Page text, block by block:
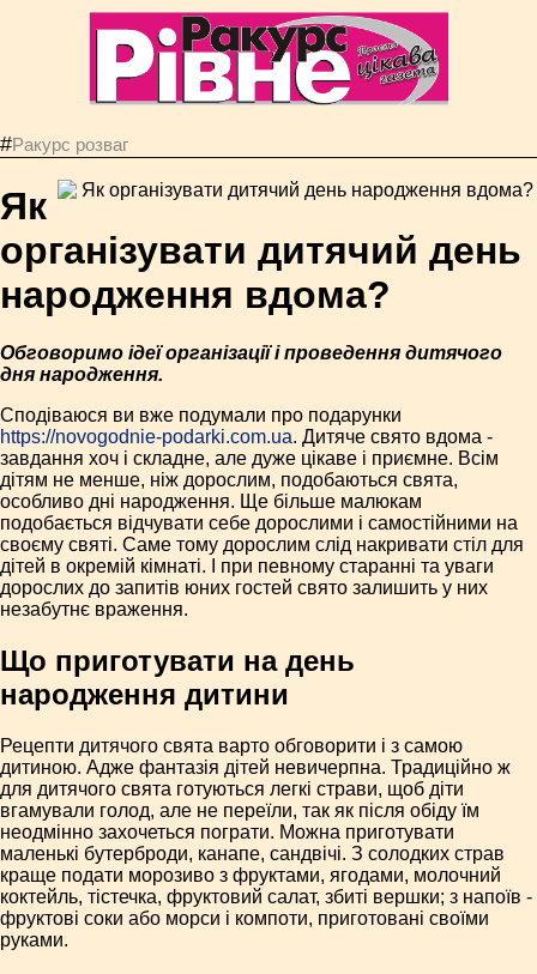
#Ракурс розваг
Як
організувати дитячий день
народження вдома?
Обговоримо ідеї організації і проведення дитячого
дня народження.
Сподіваюся ви вже подумали про подарунки
https://novogodnie-podarki.com.ua. Дитяче свято вдома -
завдання хоч і складне, але дуже цікаве і приємне. Всім
дітям не менше, ніж дорослим, подобаються свята,
особливо дні народження. Ще більше малюкам
подобається відчувати себе дорослими і самостійними на
своєму святі. Саме тому дорослим слід накривати стіл для
дітей в окремій кімнаті. І при певному старанні та уваги
дорослих до запитів юних гостей свято залишить у них
незабутнє враження.
Що приготувати на день
народження дитини
Рецепти дитячого свята варто обговорити і з самою
дитиною. Адже фантазія дітей невичерпна. Традиційно ж
для дитячого свята готуються легкі страви, щоб діти
вгамували голод, але не переїли, так як після обіду їм
неодмінно захочеться пограти. Можна приготувати
маленькі бутерброди, канапе, сандвічі. З солодких страв
краще подати морозиво з фруктами, ягодами, молочний
коктейль, тістечка, фруктовий салат, збиті вершки; з напоїв -
фруктові соки або морси і компоти, приготовані своїми
руками.